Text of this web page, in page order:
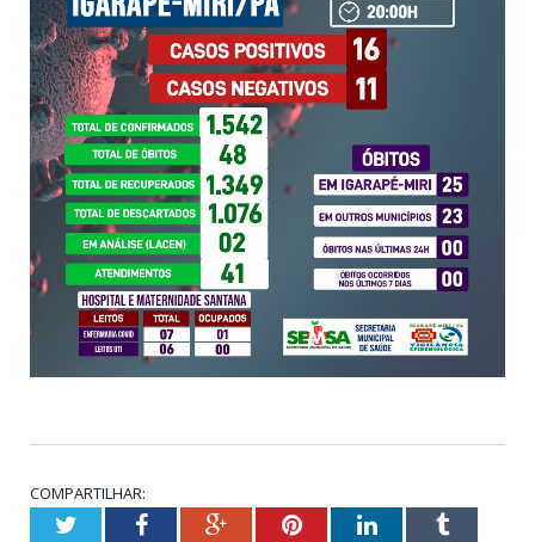
COMPARTILHAR:
TwitterFacebookGoogle+PinterestLinkedInTumblr